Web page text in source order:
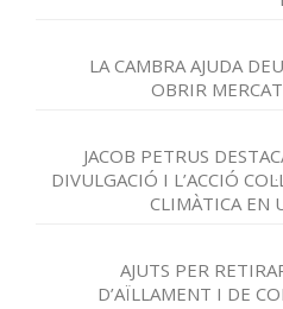
LA CAMBRA AJUDA
OBRIR
JACOB PETRUS
DIVULGACIÓ I L’ACCIÓ
CLIMÀTICA EN
AJUTS PER
D’AÏLLAMENT I DE